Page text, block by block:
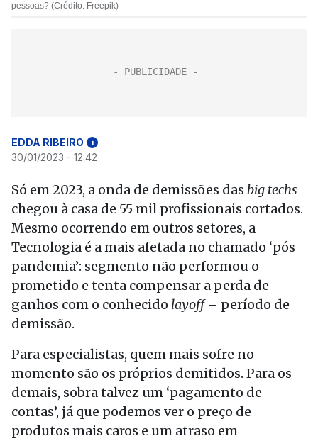
pessoas? (Crédito: Freepik)
EDDA RIBEIRO i
30/01/2023 - 12:42
Só em 2023, a onda de demissões das big techs
chegou à casa de 55 mil profissionais cortados.
Mesmo ocorrendo em outros setores, a
Tecnologia é a mais afetada no chamado ‘pós
pandemia’: segmento não performou o
prometido e tenta compensar a perda de
ganhos com o conhecido layoff– período de
demissão.
Para especialistas, quem mais sofre no
momento são os próprios demitidos. Para os
demais, sobra talvez um ‘pagamento de
contas’, já que podemos ver o preço de
produtos mais caros e um atraso em